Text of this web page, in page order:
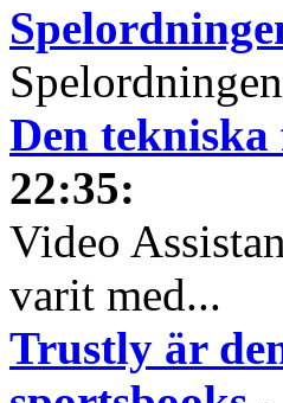
Den
22:35:
Video
varit med...
Trustly är